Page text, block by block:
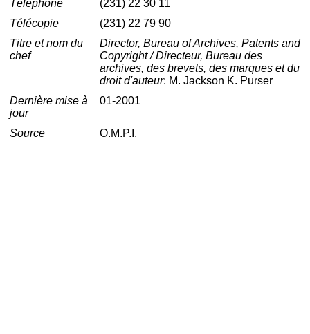
Téléphone
(231) 22 30 11
Télécopie
(231) 22 79 90
Titre et nom du
chef
Director, Bureau of Archives, Patents and
Copyright / Directeur, Bureau des
archives, des brevets, des marques et du
droit d'auteur: M. Jackson K. Purser
Dernière mise à
jour
01-2001
Source O.M.P.I.